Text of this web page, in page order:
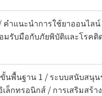
คำแนะนำการใช้ยาออนไ
มรับมือกับภัยพิบัติและโรคติ
นพื้นฐาน 1 / ระบบสนับสนุ
ล็กทรอนิกส์ / การเสริมสร้